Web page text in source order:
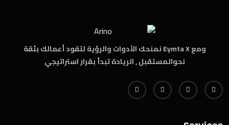
ومع Eymta X نمنحك الأدوات والرؤية لتقود أعمالك بثقة
نحوالمستقبل , الريادة تبدأ بقرار استراتيجي